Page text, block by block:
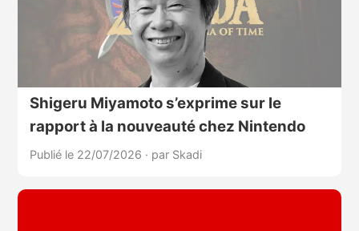
Shigeru Miyamoto s’exprime sur le
rapport à la nouveauté chez Nintendo
Publié le 22/07/2026 · par Skadi